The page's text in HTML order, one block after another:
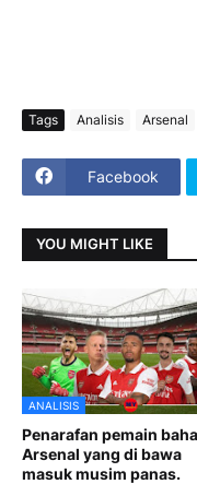
Tags Analisis Arsenal
Facebook
YOU MIGHT LIKE
ANALISIS
Penarafan pemain
Arsenal yang di bawa
masuk musim panas.